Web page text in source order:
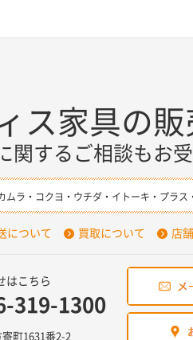
ス家具の販
関するご相談もお
ムラ・コクヨ・ウチダ・イトーキ・プラス
について 買取について 店
はこちら
319-1300
町1631番2-2